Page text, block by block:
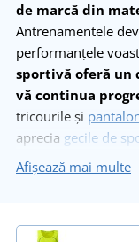
de marcă din
Antrenamentele
performanțele
sportivă oferă un
vă continua
tricourile și
aprecia gecile de
mănușile
. La noi
alergare. Să nu
Afișează mai multe